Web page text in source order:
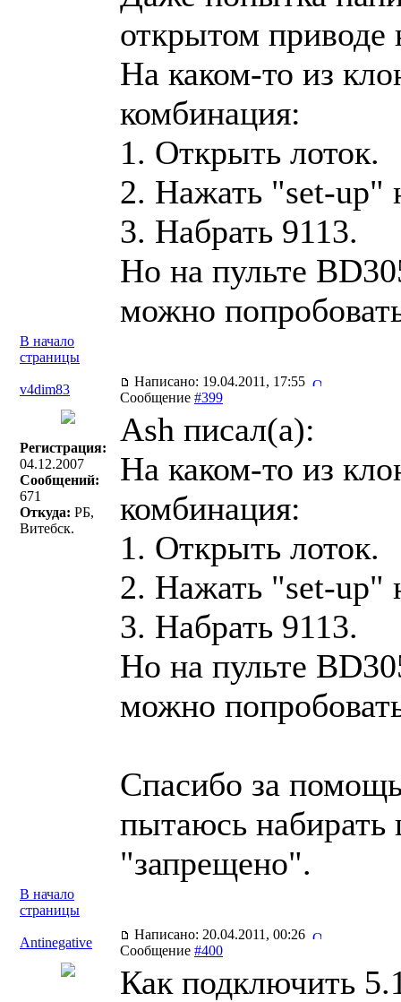
открытом приводе
На каком-то из
комбинация:
1. Открыть лоток.
2. Нажать "set-up"
3. Набрать 9113.
Но на пульте
можно
В начало
страницы
v4dim83
Написано: 19.04.2011, 17:55
Сообщение #399
Регистрация:
04.12.2007
Сообщений:
671
Откуда: РБ,
Витебск.
Ash писал(a):
На каком-то из
комбинация:
1. Открыть лоток.
2. Нажать "set-up"
3. Набрать 9113.
Но на пульте
можно
Спасибо за
пытаюсь набирать
"запрещено".
В начало
страницы
Antinegative
Написано: 20.04.2011, 00:26
Сообщение #400
Как подключить